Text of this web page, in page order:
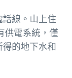
話線。山上住
供電系統，僅
的地下水和